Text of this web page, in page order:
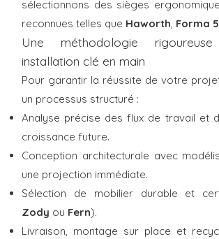
sélectionnons des sièges
reconnues telles que Haworth, Forma 5
Une méthodologie
installation clé en main
Pour garantir la réussite de votre
un processus structuré :
Analyse précise des flux de travail et
croissance future.
Conception architecturale avec
une projection immédiate.
Sélection de mobilier durable et
Zody ou Fern).
Livraison, montage sur place et